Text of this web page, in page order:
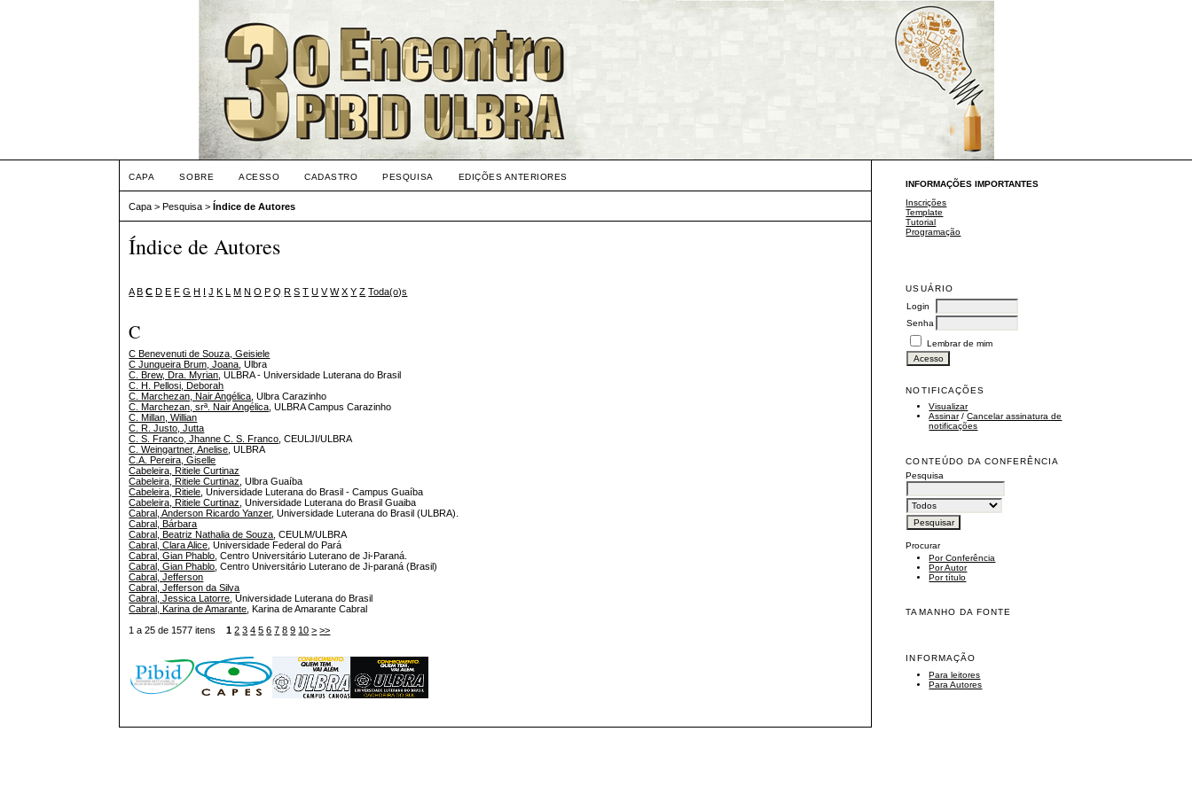
INFORMAÇÕES IMPORTANTES
Inscrições
Template
Tutorial
Programação
USUÁRIO
Login
Senha
Lembrar de mim
NOTIFICAÇÕES
Visualizar
Assinar/Cancelar assinatura de
notificações
CONTEÚDO DA CONFERÊNCIA
Pesquisa
Procurar
Por Conferência
Por Autor
Por título
TAMANHO DA FONTE
INFORMAÇÃO
Para leitores
Para Autores
CAPA SOBRE ACESSO CADASTRO PESQUISA EDIÇÕES ANTERIORES
Capa >Pesquisa >Índice de Autores
Índice de Autores
A B C D E F G H I J K L M N O P Q R S T U V W X Y Z Toda(o)s
C
C Benevenuti de Souza, Geisiele
C Junqueira Brum, Joana , Ulbra
C. Brew, Dra. Myrian , ULBRA - Universidade Luterana do Brasil
C. H. Pellosi, Deborah
C. Marchezan, Nair Angélica , Ulbra Carazinho
C. Marchezan, srª. Nair Angélica , ULBRA Campus Carazinho
C. Millan, Willian
C. R. Justo, Jutta
C. S. Franco, Jhanne C. S. Franco , CEULJI/ULBRA
C. Weingartner, Anelise , ULBRA
C.A. Pereira, Giselle
Cabeleira, Ritiele Curtinaz
Cabeleira, Ritiele Curtinaz , Ulbra Guaíba
Cabeleira, Ritiele , Universidade Luterana do Brasil - Campus Guaíba
Cabeleira, Ritiele Curtinaz , Universidade Luterana do Brasil Guaiba
Cabral, Anderson Ricardo Yanzer, Universidade Luterana do Brasil (ULBRA).
Cabral, Bárbara
Cabral, Beatriz Nathalia de Souza , CEULM/ULBRA
Cabral, Clara Alice , Universidade Federal do Pará
Cabral, Gian Phablo , Centro Universitário Luterano de Ji-Paraná.
Cabral, Gian Phablo , Centro Universitário Luterano de Ji-paraná (Brasil)
Cabral, Jefferson
Cabral, Jefferson da Silva
Cabral, Jessica Latorre , Universidade Luterana do Brasil
Cabral, Karina de Amarante , Karina de Amarante Cabral
1 a 25 de 1577 itens1 2 3 4 5 6 7 8 9 10 > >>